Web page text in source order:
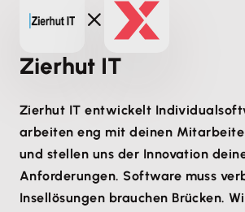
Zierhut IT
Zierhut IT entwickelt
arbeiten eng mit deinen
und stellen uns der Innovation
Anforderungen. Software muss
Insellösungen brauchen Brücken.